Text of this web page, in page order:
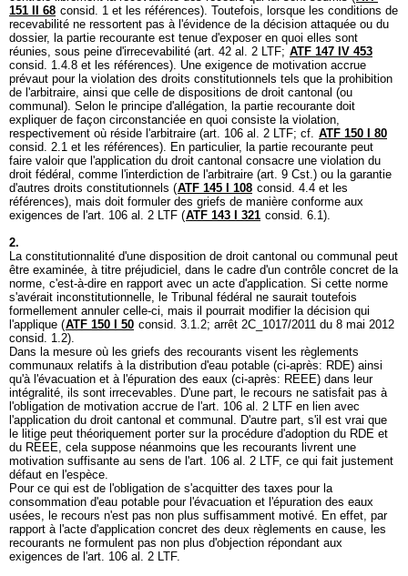
151 II 68 consid. 1 et les références). Toutefois, lorsque les conditions de
recevabilité ne ressortent pas à l'évidence de la décision attaquée ou du
dossier, la partie recourante est tenue d'exposer en quoi elles sont
réunies, sous peine d'irrecevabilité (art. 42 al. 2 LTF; ATF 147 IV 453
consid. 1.4.8 et les références). Une exigence de motivation accrue
prévaut pour la violation des droits constitutionnels tels que la prohibition
de l'arbitraire, ainsi que celle de dispositions de droit cantonal (ou
communal). Selon le principe d'allégation, la partie recourante doit
expliquer de façon circonstanciée en quoi consiste la violation,
respectivement où réside l'arbitraire (art. 106 al. 2 LTF; cf. ATF 150 I 80
consid. 2.1 et les références). En particulier, la partie recourante peut
faire valoir que l'application du droit cantonal consacre une violation du
droit fédéral, comme l'interdiction de l'arbitraire (art. 9 Cst.) ou la garantie
d'autres droits constitutionnels (ATF 145 I 108 consid. 4.4 et les
références), mais doit formuler des griefs de manière conforme aux
exigences de l'art. 106 al. 2 LTF (ATF 143 I 321 consid. 6.1).
2.
La constitutionnalité d'une disposition de droit cantonal ou communal peut
être examinée, à titre préjudiciel, dans le cadre d'un contrôle concret de la
norme, c'est-à-dire en rapport avec un acte d'application. Si cette norme
s'avérait inconstitutionnelle, le Tribunal fédéral ne saurait toutefois
formellement annuler celle-ci, mais il pourrait modifier la décision qui
l'applique (ATF 150 I 50 consid. 3.1.2; arrêt 2C_1017/2011 du 8 mai 2012
consid. 1.2).
Dans la mesure où les griefs des recourants visent les règlements
communaux relatifs à la distribution d'eau potable (ci-après: RDE) ainsi
qu'à l'évacuation et à l'épuration des eaux (ci-après: REEE) dans leur
intégralité, ils sont irrecevables. D'une part, le recours ne satisfait pas à
l'obligation de motivation accrue de l'art. 106 al. 2 LTF en lien avec
l'application du droit cantonal et communal. D'autre part, s'il est vrai que
le litige peut théoriquement porter sur la procédure d'adoption du RDE et
du REEE, cela suppose néanmoins que les recourants livrent une
motivation suffisante au sens de l'art. 106 al. 2 LTF, ce qui fait justement
défaut en l'espèce.
Pour ce qui est de l'obligation de s'acquitter des taxes pour la
consommation d'eau potable pour l'évacuation et l'épuration des eaux
usées, le recours n'est pas non plus suffisamment motivé. En effet, par
rapport à l'acte d'application concret des deux règlements en cause, les
recourants ne formulent pas non plus d'objection répondant aux
exigences de l'art. 106 al. 2 LTF.